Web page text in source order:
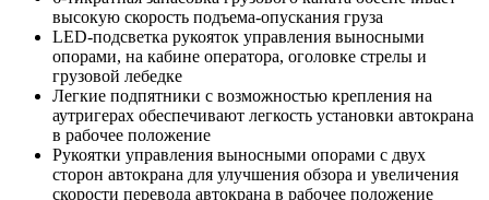
высокую скорость подъема-опускания груза
LED-подсветка рукояток управления выносными
опорами, на кабине оператора, оголовке стрелы и
грузовой лебедке
Легкие подпятники с возможностью крепления на
аутригерах обеспечивают легкость установки автокрана
в рабочее положение
Рукоятки управления выносными опорами с двух
сторон автокрана для улучшения обзора и увеличения
скорости перевода автокрана в рабочее положение